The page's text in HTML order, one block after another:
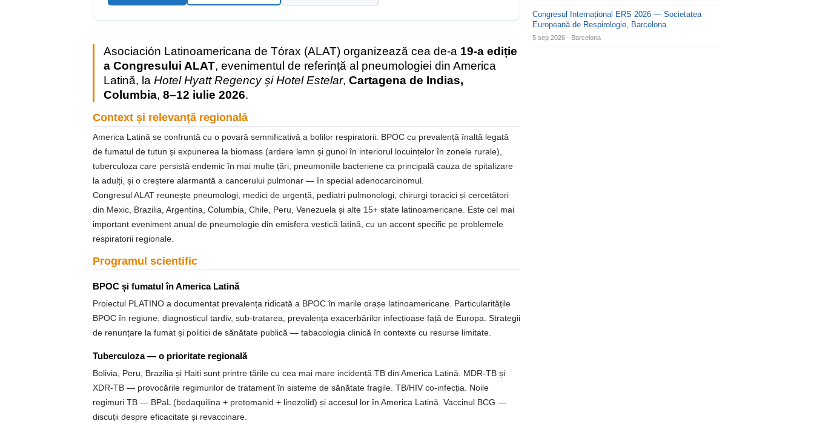
Asociación Latinoamericana de Tórax (ALAT) organizează cea de-a 19-a ediție
a Congresului ALAT, evenimentul de referință al pneumologiei din America
Latină, laHotel Hyatt Regency și Hotel Estelar,Cartagena de Indias,
Columbia,8–12 iulie 2026.
Context și relevanță regională
America Latină se confruntă cu o povară semnificativă a bolilor respiratorii: BPOC cu prevalență înaltă legată
de fumatul de tutun și expunerea la biomass (ardere lemn și gunoi în interiorul locuințelor în zonele rurale),
tuberculoza care persistă endemic în mai multe țări, pneumoniile bacteriene ca principală cauza de spitalizare
la adulți, și o creștere alarmantă a cancerului pulmonar — în special adenocarcinomul.
Congresul ALAT reunește pneumologi, medici de urgență, pediatri pulmonologi, chirurgi toracici și cercetători
din Mexic, Brazilia, Argentina, Columbia, Chile, Peru, Venezuela și alte 15+ state latinoamericane. Este cel mai
important eveniment anual de pneumologie din emisfera vestică latină, cu un accent specific pe problemele
respiratorii regionale.
Programul scientific
BPOC și fumatul în America Latină
Proiectul PLATINO a documentat prevalența ridicată a BPOC în marile orașe latinoamericane. Particularitățile
BPOC în regiune: diagnosticul tardiv, sub-tratarea, prevalența exacerbărilor infecțioase față de Europa. Strategii
de renunțare la fumat și politici de sănătate publică — tabacologia clinică în contexte cu resurse limitate.
Tuberculoza — o prioritate regională
Bolivia, Peru, Brazilia și Haiti sunt printre țările cu cea mai mare incidență TB din America Latină. MDR-TB și
XDR-TB — provocările regimurilor de tratament în sisteme de sănătate fragile. TB/HIV co-infecția. Noile
regimuri TB — BPaL (bedaquilina + pretomanid + linezolid) și accesul lor în America Latină. Vaccinul BCG —
discuții despre eficacitate și revaccinare.
Congresul Internațional ERS 2026 — Societatea
Europeană de Respirologie, Barcelona
5 sep 2026 · Barcelona